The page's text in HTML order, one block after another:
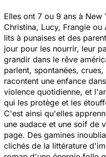
EIles ont 7 ou 9 ans à
Christina, Lucy, Frangie
lits à punaises et des
jour pour les nourrir, leur
grandir dans le rêve
parlent, spontanées,
racontent une enfance
violence quotidienne, et
qui les protège et les
C'est ainsi qu'elles
une audace et une soif de
page. Des gamines
clichés de la littérature